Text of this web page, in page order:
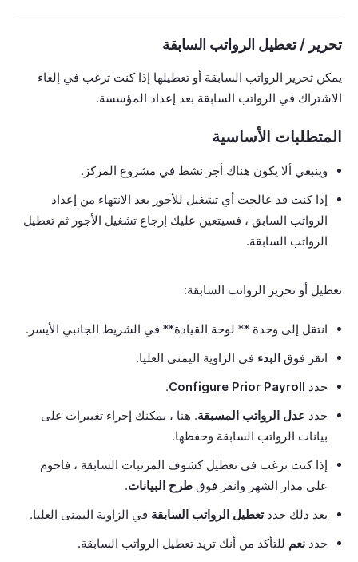
تحرير / تعطيل الرواتب السابقة
يمكن تحرير الرواتب السابقة أو تعطيلها إذا كنت ترغب في إلغاء
الاشتراك في الرواتب السابقة بعد إعداد المؤسسة.
المتطلبات الأساسية
وينبغي ألا يكون هناك أجر نشط في مشروع المركز.
إذا كنت قد عالجت أي تشغيل للأجور بعد الانتهاء من إعداد
الرواتب السابق ، فسيتعين عليك إرجاع تشغيل الأجور ثم تعطيل
الرواتب السابقة.
تعطيل أو تحرير الرواتب السابقة:
انتقل إلى وحدة ** لوحة القيادة** في الشريط الجانبي الأيسر.
انقر فوق البدء في الزاوية اليمنى العليا.
حدد Configure Prior Payroll
.
حدد عدل الرواتب المسبقة. هنا ، يمكنك إجراء تغييرات على
بيانات الرواتب السابقة وحفظها.
إذا كنت ترغب في تعطيل كشوف المرتبات السابقة ، فاحوم
على مدار الشهر وانقر فوق طرح البيانات.
بعد ذلك حددتعطيل الرواتب السابقة في الزاوية اليمنى العليا.
حدد نعم للتأكد من أنك تريد تعطيل الرواتب السابقة.